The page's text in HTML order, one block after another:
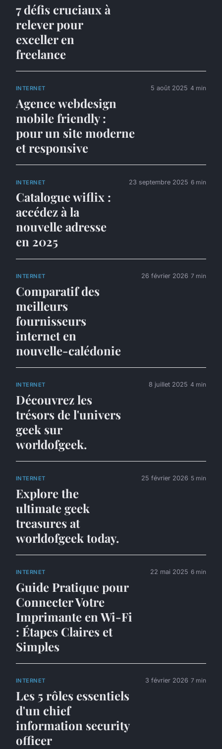
7 défis cruciaux à
relever pour
exceller en
freelance
INTERNET
Agence webdesign
mobile friendly :
pour un site moderne
et responsive
5 août 2025 4 min
INTERNET
Catalogue wiflix :
accédez à la
nouvelle adresse
en 2025
23 septembre 2025 6 min
INTERNET
Comparatif des
meilleurs
fournisseurs
internet en
nouvelle-calédonie
26 février 2026 7 min
INTERNET
Découvrez les
trésors de l'univers
geek sur
worldofgeek.
8 juillet 2025 4 min
INTERNET
Explore the
ultimate geek
treasures at
worldofgeek today.
25 février 2026 5 min
INTERNET
Guide Pratique pour
Connecter Votre
Imprimante en Wi-Fi
: Étapes Claires et
Simples
22 mai 2025 6 min
INTERNET
Les 5 rôles essentiels
d'un chief
information security
officer
3 février 2026 7 min